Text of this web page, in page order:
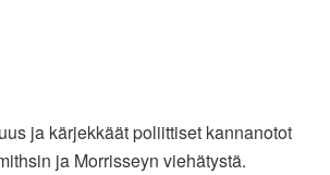
ja kärjekkäät poliittiset kannanotot
ja Morrisseyn viehätystä.